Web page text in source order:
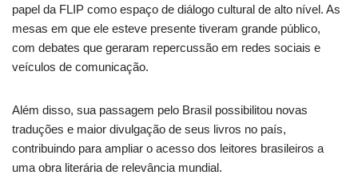
papel da FLIP como espaço de diálogo cultural de alto nível. As
mesas em que ele esteve presente tiveram grande público,
com debates que geraram repercussão em redes sociais e
veículos de comunicação.
Além disso, sua passagem pelo Brasil possibilitou novas
traduções e maior divulgação de seus livros no país,
contribuindo para ampliar o acesso dos leitores brasileiros a
uma obra literária de relevância mundial.